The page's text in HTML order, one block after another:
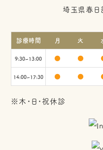
埼玉県春
診療時間 月 火
9:30~13:00 ● ●
14:00~17:30 ● ●
※木・日・祝休診